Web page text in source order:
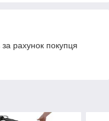
рахунок покупця